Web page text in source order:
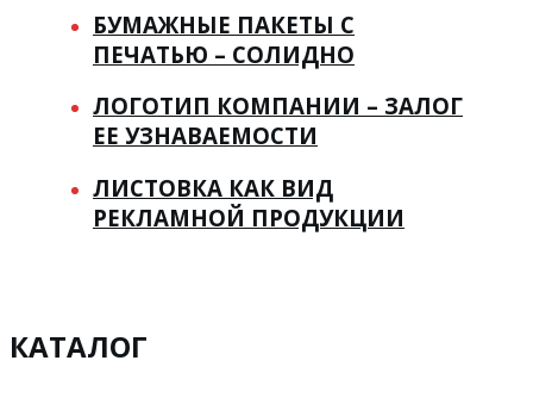
БУМАЖНЫЕ ПАКЕТЫ С
ПЕЧАТЬЮ – СОЛИДНО
ЛОГОТИП КОМПАНИИ – ЗАЛОГ
ЕЕ УЗНАВАЕМОСТИ
ЛИСТОВКА КАК ВИД
РЕКЛАМНОЙ ПРОДУКЦИИ
КАТАЛОГ